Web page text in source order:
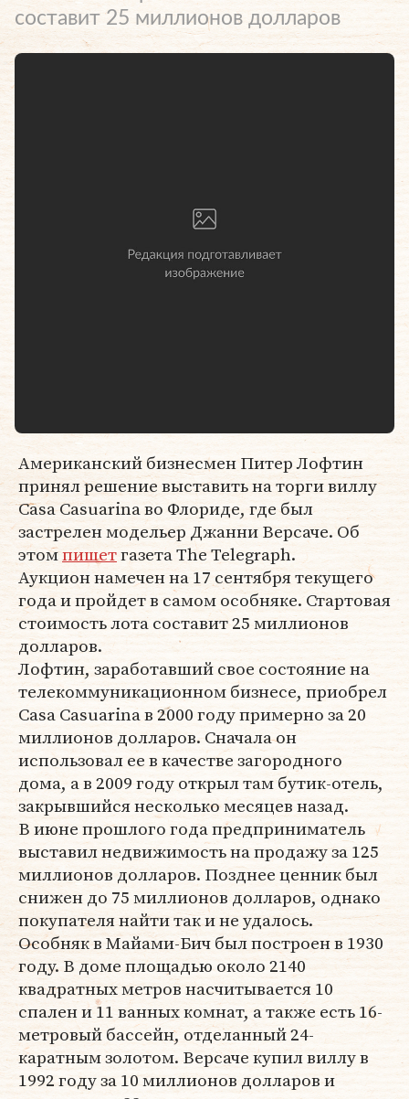
составит 25 миллионов долларов
Американский бизнесмен Питер Лофтин
принял решение выставить на торги виллу
Casa Casuarina во Флориде, где был
застрелен модельер Джанни Версаче. Об
этомпишетгазета The Telegraph.
Аукцион намечен на 17 сентября текущего
года и пройдет в самом особняке. Стартовая
стоимость лота составит 25 миллионов
долларов.
Лофтин, заработавший свое состояние на
телекоммуникационном бизнесе, приобрел
Casa Casuarina в 2000 году примерно за 20
миллионов долларов. Сначала он
использовал ее в качестве загородного
дома, а в 2009 году открыл там бутик-отель,
закрывшийся несколько месяцев назад.
В июне прошлого года предприниматель
выставил недвижимость на продажу за 125
миллионов долларов. Позднее ценник был
снижен до 75 миллионов долларов, однако
покупателя найти так и не удалось.
Особняк в Майами-Бич был построен в 1930
году. В доме площадью около 2140
квадратных метров насчитывается 10
спален и 11 ванных комнат, а также есть 16-
метровый бассейн, отделанный 24-
каратным золотом. Версаче купил виллу в
1992 году за 10 миллионов долларов и